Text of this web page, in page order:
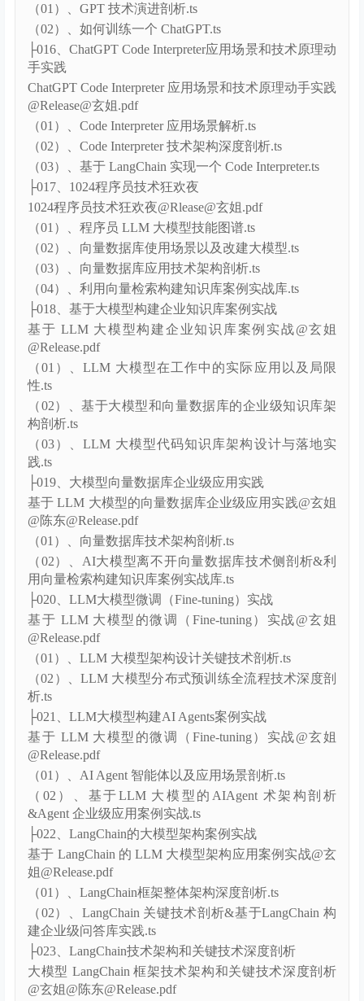
从原理到实现教你做出一个 ChatGPT 应用@Release@
玄姐.pdf
（01）、GPT 技术演进剖析.ts
（02）、如何训练一个 ChatGPT.ts
├016、ChatGPT Code Interpreter应用场景和技术原理动
手实践
ChatGPT Code Interpreter 应用场景和技术原理动手实践
@Release@玄姐.pdf
（01）、Code Interpreter 应用场景解析.ts
（02）、Code Interpreter 技术架构深度剖析.ts
（03）、基于 LangChain 实现一个 Code Interpreter.ts
├017、1024程序员技术狂欢夜
1024程序员技术狂欢夜@Rlease@玄姐.pdf
（01）、程序员 LLM 大模型技能图谱.ts
（02）、向量数据库使用场景以及改建大模型.ts
（03）、向量数据库应用技术架构剖析.ts
（04）、利用向量检索构建知识库案例实战库.ts
├018、基于大模型构建企业知识库案例实战
基于 LLM 大模型构建企业知识库案例实战@玄姐
@Release.pdf
（01）、LLM 大模型在工作中的实际应用以及局限
性.ts
（02）、基于大模型和向量数据库的企业级知识库架
构剖析.ts
（03）、LLM 大模型代码知识库架构设计与落地实
践.ts
├019、大模型向量数据库企业级应用实践
基于 LLM 大模型的向量数据库企业级应用实践@玄姐
@陈东@Release.pdf
（01）、向量数据库技术架构剖析.ts
（02）、AI大模型离不开向量数据库技术侧剖析&利
用向量检索构建知识库案例实战库.ts
├020、LLM大模型微调（Fine-tuning）实战
基于 LLM 大模型的微调（Fine-tuning）实战@玄姐
@Release.pdf
（01）、LLM 大模型架构设计关键技术剖析.ts
（02）、LLM 大模型分布式预训练全流程技术深度剖
析.ts
├021、LLM大模型构建AI Agents案例实战
基于 LLM 大模型的微调（Fine-tuning）实战@玄姐
@Release.pdf
（01）、AI Agent 智能体以及应用场景剖析.ts
（02）、基于LLM 大模型的AIAgent 术架构剖析
&Agent 企业级应用案例实战.ts
├022、LangChain的大模型架构案例实战
基于 LangChain 的 LLM 大模型架构应用案例实战@玄
姐@Release.pdf
（01）、LangChain框架整体架构深度剖析.ts
（02）、LangChain 关键技术剖析&基于LangChain 构
建企业级问答库实践.ts
├023、LangChain技术架构和关键技术深度剖析